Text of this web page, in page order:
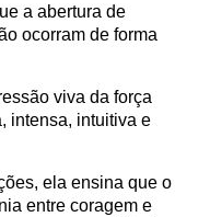
a abertura de
ocorram de forma
viva da força
intensa, intuitiva e
ela ensina que o
entre coragem e